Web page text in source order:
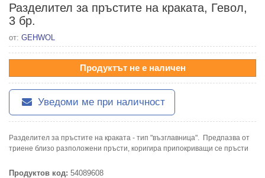
Разделител за пръстите на краката, Гевол,
3 бр.
от: GEHWOL
Продуктът не е наличен
Уведоми ме при наличност
Разделител за пръстите на краката - тип "възглавница". Предпазва от
триене близо разположени пръсти, коригира припокриващи се пръсти
Продуктов код: 54089608